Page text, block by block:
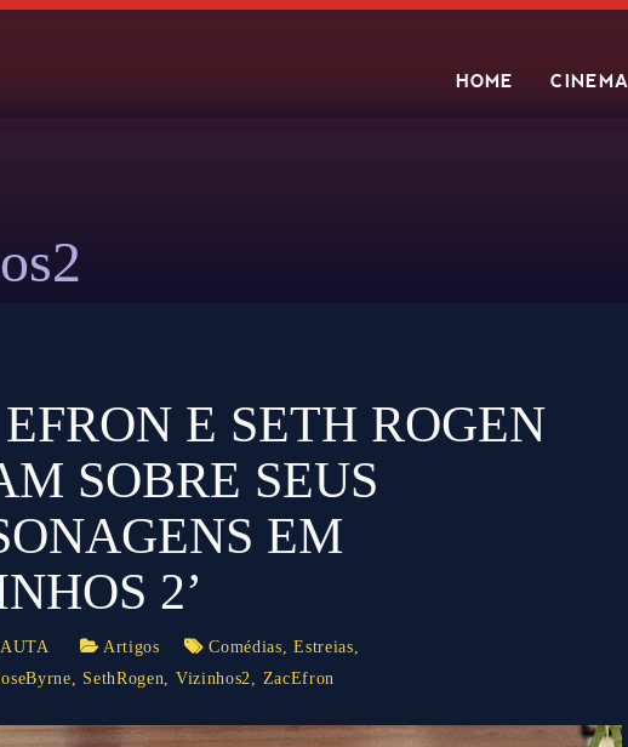
HOME CINEMA
E SETH ROGEN
SOBRE SEUS
EM
2’
Artigos Comédias,Estreias,
, SethRogen, Vizinhos2, ZacEfron